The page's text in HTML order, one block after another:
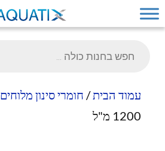
עמוד הבית/ חומרי סינון מלוחים
1200 מ"ל